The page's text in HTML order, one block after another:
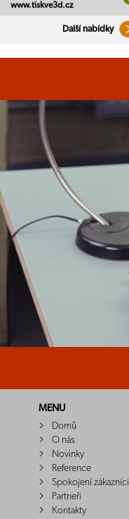
www.tiskve3d.cz
Další nabídky
MENU
Domů
O nás
Novinky
Reference
Spokojení zákazníci
Partneři
Kontakty